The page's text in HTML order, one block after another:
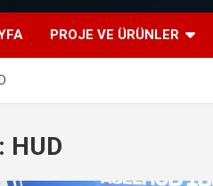
PROJE VE ÜRÜNLER
HUD